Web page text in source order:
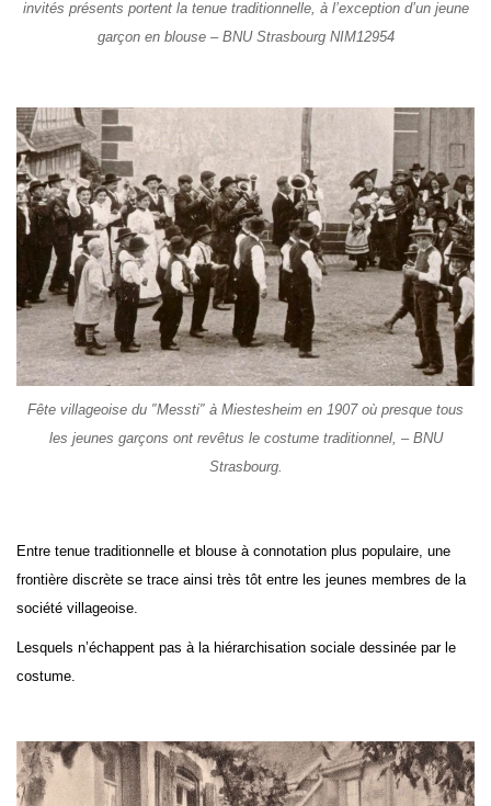
invités présents portent la tenue traditionnelle, à l’exception d’un jeune
garçon en blouse – BNU Strasbourg NIM12954
Fête villageoise du ″Messti″ à Miestesheim en 1907 où presque tous
les jeunes garçons ont revêtus le costume traditionnel, – BNU
Strasbourg.
Entre tenue traditionnelle et blouse à connotation plus populaire, une
frontière discrète se trace ainsi très tôt entre les jeunes membres de la
société villageoise.
Lesquels n’échappent pas à la hiérarchisation sociale dessinée par le
costume.